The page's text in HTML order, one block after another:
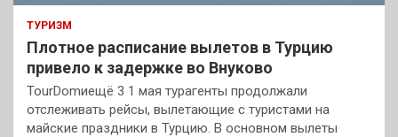
ТУРИЗМ
Плотное расписание вылетов в Турцию
привело к задержке во Внуково
TourDomиещё 3 1 мая турагенты продолжали
отслеживать рейсы, вылетающие с туристами на
майские праздники в Турцию. В основном вылеты